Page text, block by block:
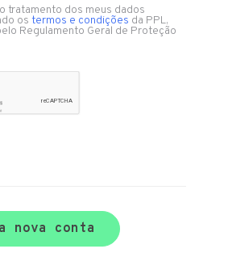
tratamento dos meus dados
ostermos e condições da PPL,
Regulamento Geral de Proteção
nova conta